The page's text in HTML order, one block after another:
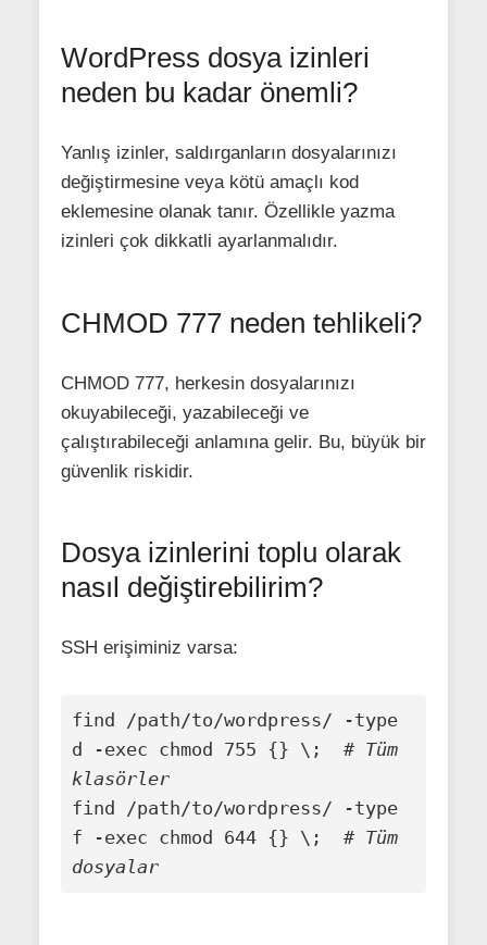
WordPress dosya izinleri
neden bu kadar önemli?
Yanlış izinler, saldırganların dosyalarınızı
değiştirmesine veya kötü amaçlı kod
eklemesine olanak tanır. Özellikle yazma
izinleri çok dikkatli ayarlanmalıdır.
CHMOD 777 neden tehlikeli?
CHMOD 777, herkesin dosyalarınızı
okuyabileceği, yazabileceği ve
çalıştırabileceği anlamına gelir. Bu, büyük bir
güvenlik riskidir.
Dosya izinlerini toplu olarak
nasıl değiştirebilirim?
SSH erişiminiz varsa:
find /path/to/wordpress/ -type
d -exec chmod 755 {} \; # Tüm
klasörler
find /path/to/wordpress/ -type
f -exec chmod 644 {} \; # Tüm
dosyalar